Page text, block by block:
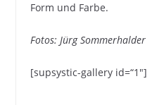
Form und Farbe.
Fotos: Jürg Sommerhalder
[supsystic-gallery id=“1″]